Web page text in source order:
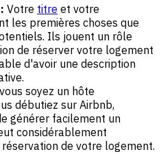
Votre titre et votre
les premières choses que
Ils jouent un rôle
de réserver votre logement
d'avoir une description
soyez un hôte
débutiez sur Airbnb,
générer facilement un
considérablement
de votre logement.